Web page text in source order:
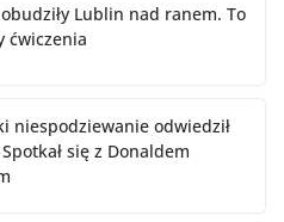
Lublin nad ranem. To
ćwiczenia
niespodziewanie odwiedził
się z Donaldem